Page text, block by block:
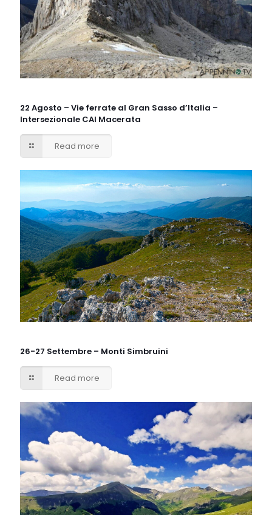
22 Agosto – Vie ferrate al Gran Sasso d’Italia –
Intersezionale CAI Macerata
Read more
26-27 Settembre – Monti Simbruini
Read more